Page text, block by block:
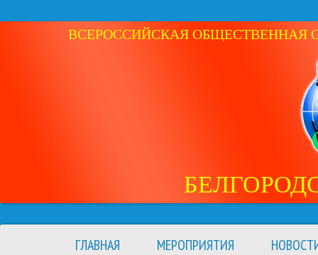
ВСЕРОССИЙСКАЯ ОБЩЕСТВЕННАЯ
ГЛАВНАЯ МЕРОПРИЯТИЯ